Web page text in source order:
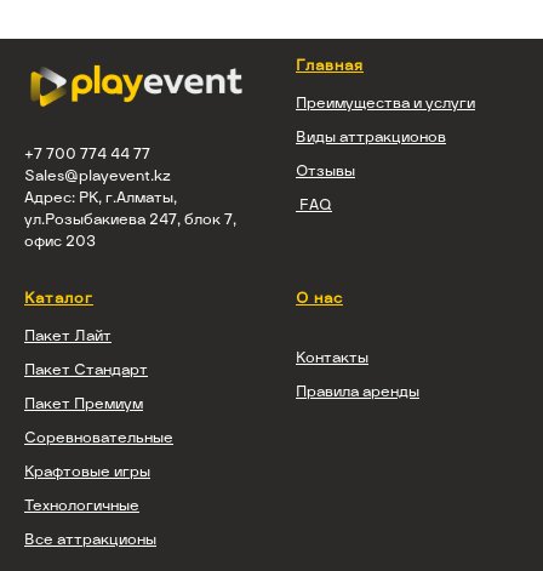
+7 700 774 44 77
Sales@playevent.kz
Адрес: РК, г.Алматы,
ул.Розыбакиева 247, блок 7,
офис 203
Главная
Преимущества и услуги
Виды аттракционов
Отзывы
FAQ
Каталог
Пакет Лайт
Пакет Стандарт
Пакет Премиум
Соревновательные
Крафтовые игры
Технологичные
Все аттракционы
О нас
Контакты
Правила аренды